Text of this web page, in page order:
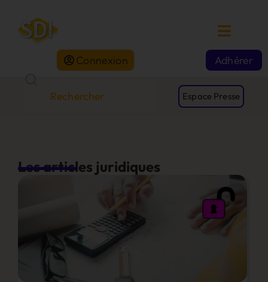
Connexion Adhérer
Espace Presse
Les articles juridiques